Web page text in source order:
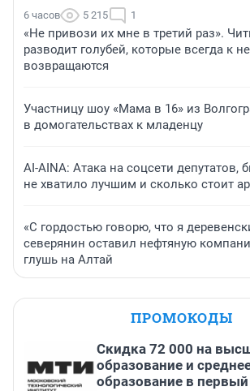
6 часов 5 215 1
«Не привози их мне в третий раз».
разводит голубей, которые всегда к
возвращаются
Участницу шоу «Мама в 16» из
в домогательствах к младенцу
AI-AINA: Атака на соцсети депутатов,
не хватило лучшим и сколько стоит
«С гордостью говорю, что я
северянин оставил нефтяную
глушь на Алтай
ПРОМОКОДЫ
Скидка 72 000 на
образование и
образование в первый